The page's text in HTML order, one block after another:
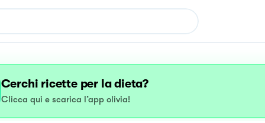
Cerchi ricette per la dieta?
Clicca qui e scarica l’app olivia!